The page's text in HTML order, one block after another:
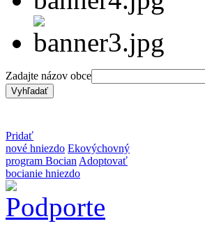
Zadajte názov obce
Pridať
nové hniezdo Ekovýchovný
program Bocian Adoptovať
bocianie hniezdo